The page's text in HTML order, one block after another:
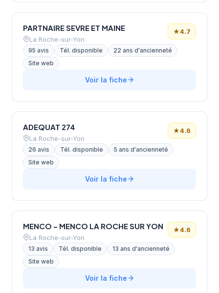
PARTNAIRE SEVRE ET MAINE
La Roche-sur-Yon
★4.7
95 avis Tél. disponible
22 ans d'ancienneté
Site web
Voir la fiche
ADEQUAT 274
La Roche-sur-Yon
★4.6
26 avis Tél. disponible
5 ans d'ancienneté
Site web
Voir la fiche
MENCO – MENCO LA ROCHE SUR YON
La Roche-sur-Yon
★4.6
13 avis Tél. disponible
13 ans d'ancienneté
Site web
Voir la fiche